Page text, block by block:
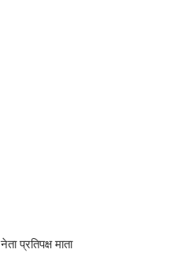
प्रतिपक्ष माता